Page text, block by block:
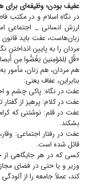
عفیف بودن؛ وظیفه‌ای
در نگاه اسلام و در مکتب
ارزش انسانی _
زبان‌هاست، عفت باید
مردان را به پایین
«قُل لِلمُؤمِنینَ یَغُضُّوا مِن
هم مردان، هم زنان، مأمور
بنابراین، عفاف یعنی:
عفت در نگاه: پاکی چشم و
عفت در کلام: پرهیز از
عفت در قلم: نوشتنی که
بشکند.
عفت در رفتار اجتماعی:
قائل شده است.
کسی که در هر جایگاهی از
وزیر و یا حتی در فضای
کند، عملاً جامعه را از